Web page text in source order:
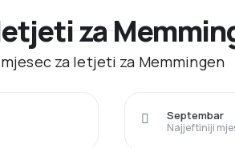
za
za letjeti za Memmingen
Najjeftiniji
Septembar